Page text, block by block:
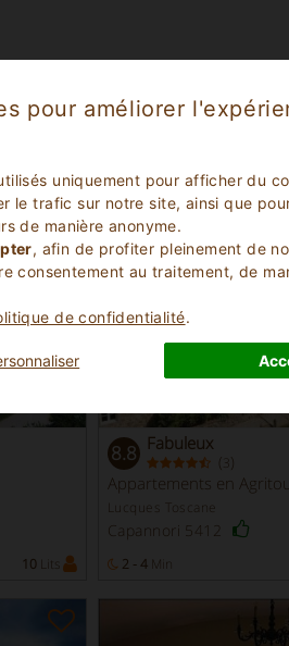
pour améliorer
uniquement pour afficher du
le trafic sur notre site, ainsi que
de manière anonyme.
, afin de profiter pleinement de
consentement au traitement, de
de confidentialité.
10 Lits
8.8 Fabuleux
( 3 )
Appartements en
Lucques Toscane
Capannori 5412
2 - 4 Min